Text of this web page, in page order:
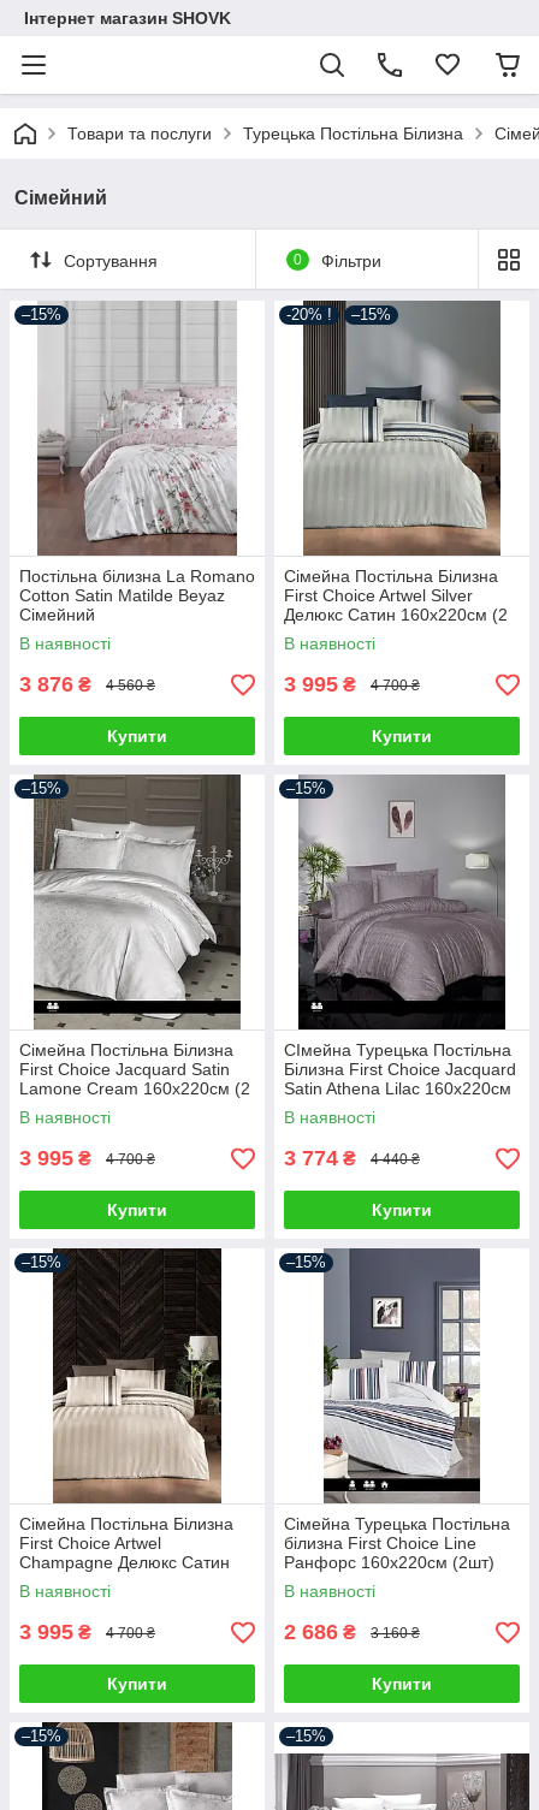
Інтернет магазин SHOVK
Товари та послуги Турецька Постільна Білизна
Сімейний
Сортування 0 Фільтри
–15%
Постільна білизна La Romano
Cotton Satin Matilde Beyaz
Сімейний
В наявності
3 876 ₴ 4 560 ₴
Купити
-20% ! –15%
Сімейна Постільна Білизна
First Choice Artwel Silver
Делюкс Сатин 160х220см (2
шт)
В наявності
3 995 ₴ 4 700 ₴
Купити
–15%
Сімейна Постільна Білизна
First Choice Jacquard Satin
Lamone Cream 160х220см (2
шт)
В наявності
3 995 ₴ 4 700 ₴
Купити
–15%
СІмейна Турецька Постільна
Білизна First Choice Jacquard
Satin Athena Lilac 160х220см
(2 шт)
В наявності
3 774 ₴ 4 440 ₴
Купити
–15%
Сімейна Постільна Білизна
First Choice Artwel
Champagne Делюкс Сатин
160х220см (2 шт)
В наявності
3 995 ₴ 4 700 ₴
Купити
–15%
Сімейна Турецька Постільна
білизна First Choice Line
Ранфорс 160х220см (2шт)
В наявності
2 686 ₴ 3 160 ₴
Купити
–15% –15%